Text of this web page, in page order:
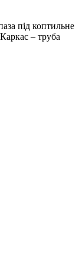
під коптильне
– труба